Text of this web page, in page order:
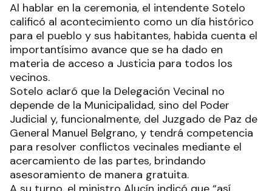
Al hablar en la ceremonia, el intendente Sotelo
calificó al acontecimiento como un día histórico
para el pueblo y sus habitantes, habida cuenta el
importantísimo avance que se ha dado en
materia de acceso a Justicia para todos los
vecinos.
Sotelo aclaró que la Delegación Vecinal no
depende de la Municipalidad, sino del Poder
Judicial y, funcionalmente, del Juzgado de Paz de
General Manuel Belgrano, y tendrá competencia
para resolver conflictos vecinales mediante el
acercamiento de las partes, brindando
asesoramiento de manera gratuita.